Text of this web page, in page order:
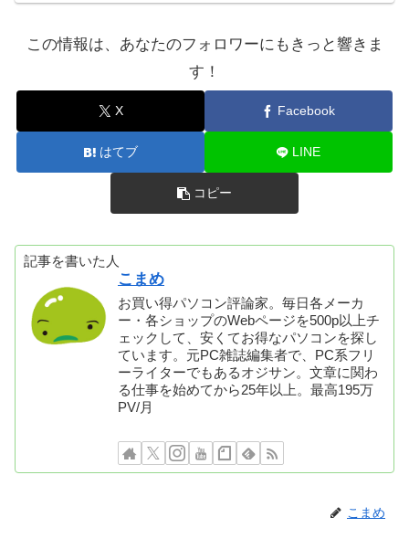
この情報は、あなたのフォロワーにもきっと響きま
す！
X Facebook
はてブ LINE
コピー
記事を書いた人
こまめ
お買い得パソコン評論家。毎日各メーカ
ー・各ショップのWebページを500p以上チ
ェックして、安くてお得なパソコンを探し
ています。元PC雑誌編集者で、PC系フリ
ーライターでもあるオジサン。文章に関わ
る仕事を始めてから25年以上。最高195万
PV/月
こまめ